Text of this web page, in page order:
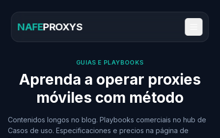
NAFEPROXYS
GUIAS E PLAYBOOKS
Aprenda a operar proxies
móviles com método
Contenidos longos no blog. Playbooks comerciais no hub de
Casos de uso. Especificaciones e precios na página de